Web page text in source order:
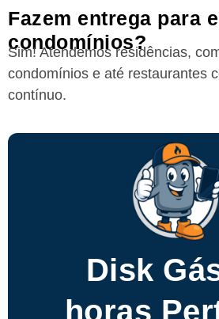
Fazem entrega para
condomínios?
Sim! Atendemos residências,
condomínios e até restaurantes
contínuo.
Disk
horas